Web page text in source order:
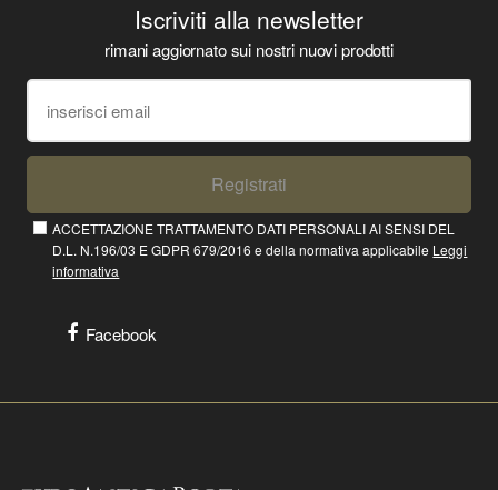
Iscriviti alla newsletter
rimani aggiornato sui nostri nuovi prodotti
Registrati
ACCETTAZIONE TRATTAMENTO DATI PERSONALI AI SENSI DEL
D.L. N.196/03 E GDPR 679/2016 e della normativa applicabile Leggi
informativa
Facebook